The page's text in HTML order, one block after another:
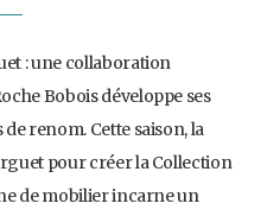
: une collaboration
Bobois développe ses
renom. Cette saison, la
pour créer la Collection
de mobilier incarne un